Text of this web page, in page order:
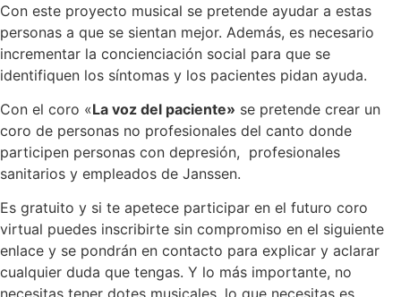
Con este proyecto musical se pretende ayudar a estas
personas a que se sientan mejor. Además, es necesario
incrementar la concienciación social para que se
identifiquen los síntomas y los pacientes pidan ayuda.
Con el coro «La voz del paciente» se pretende crear un
coro de personas no profesionales del canto donde
participen personas con depresión, profesionales
sanitarios y empleados de Janssen.
Es gratuito y si te apetece participar en el futuro coro
virtual puedes inscribirte sin compromiso en el siguiente
enlace y se pondrán en contacto para explicar y aclarar
cualquier duda que tengas. Y lo más importante, no